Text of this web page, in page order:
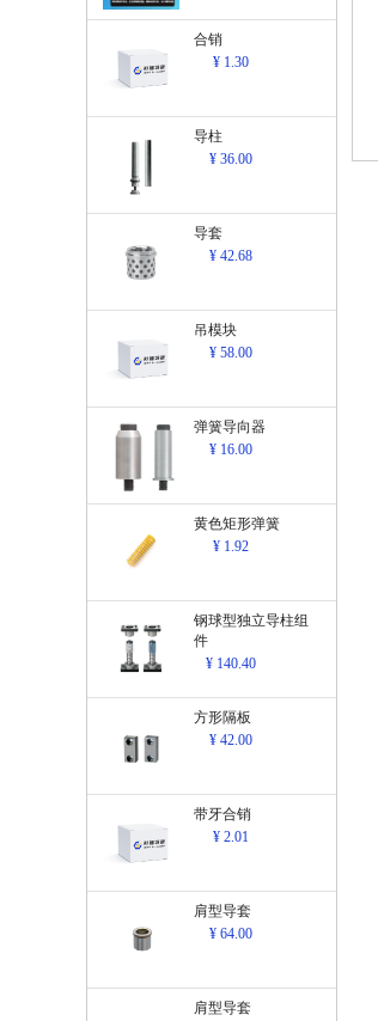
合销
¥ 1.30
导柱
¥ 36.00
导套
¥ 42.68
吊模块
¥ 58.00
弹簧导向器
¥ 16.00
黄色矩形弹簧
¥ 1.92
钢球型独立导柱组
件
¥ 140.40
方形隔板
¥ 42.00
带牙合销
¥ 2.01
肩型导套
¥ 64.00
肩型导套